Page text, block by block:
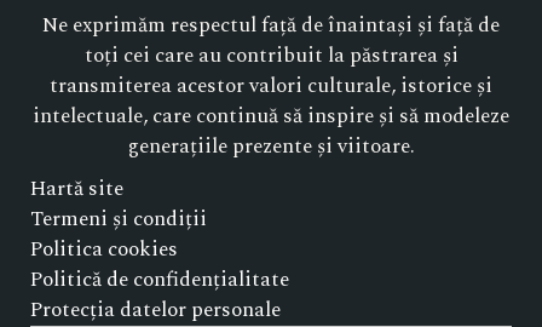
Ne exprimăm respectul față de înaintași și față de
toți cei care au contribuit la păstrarea și
transmiterea acestor valori culturale, istorice și
intelectuale, care continuă să inspire și să modeleze
generațiile prezente și viitoare.
Hartă site
Termeni și condiții
Politica cookies
Politică de confidențialitate
Protecția datelor personale